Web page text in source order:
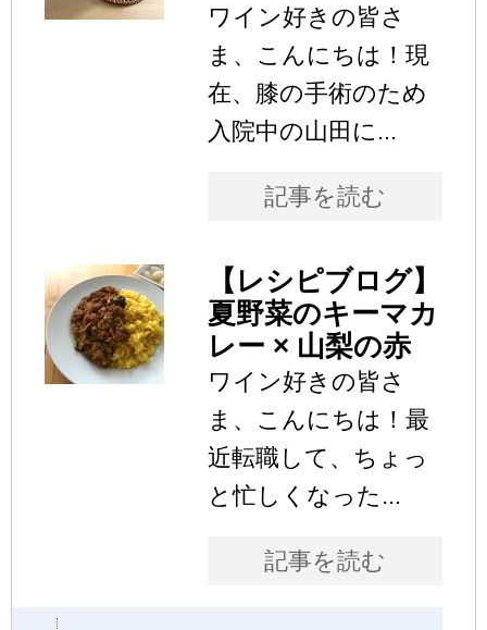
ワイン好きの皆さ
ま、こんにちは！現
在、膝の手術のため
入院中の山田に...
記事を読む
【レシピブログ】
夏野菜のキーマカ
レー × 山梨の赤
ワイン好きの皆さ
ま、こんにちは！最
近転職して、ちょっ
と忙しくなった...
記事を読む